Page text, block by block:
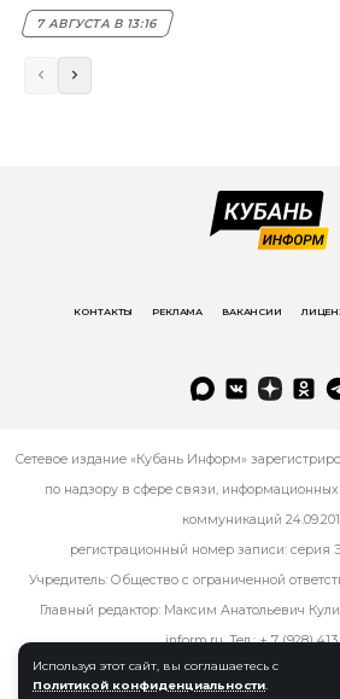
Используя этот сайт, вы соглашаетесь с
Политикой конфиденциальности
7 АВГУСТА В 13:16
КОНТАКТЫ РЕКЛАМА ВАКАНСИИ
Сетевое издание «Кубань Информ»
по надзору в сфере связи,
коммуникаций
регистрационный номер записи:
Учредитель: Общество с ограниченной
Главный редактор: Максим Анатольевич
inform.ru. Тел.:+ 7 (928) 413
© kub-inform 2026